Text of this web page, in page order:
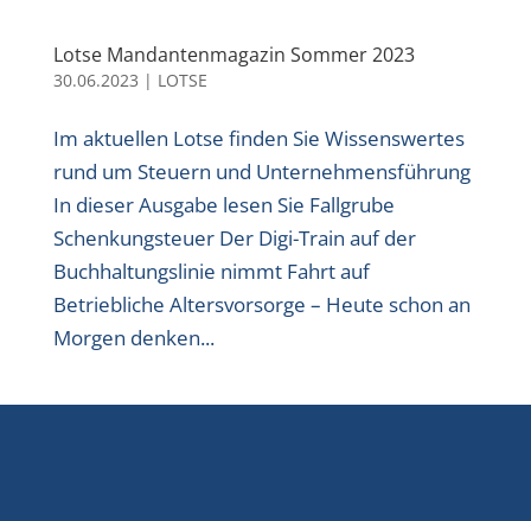
Lotse Mandantenmagazin Sommer 2023
30.06.2023 | LOTSE
Im aktuellen Lotse finden Sie Wissenswertes
rund um Steuern und Unternehmensführung
In dieser Ausgabe lesen Sie Fallgrube
Schenkungsteuer Der Digi-Train auf der
Buchhaltungslinie nimmt Fahrt auf
Betriebliche Altersvorsorge – Heute schon an
Morgen denken...